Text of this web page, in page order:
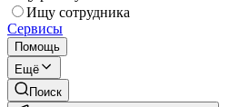
Ищу сотрудника
Сервисы
Помощь
Ещё
Поиск